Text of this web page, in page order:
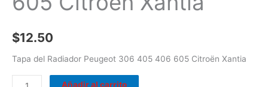
$12.50
Tapa del Radiador Peugeot 306 405 406 605 Citroën Xantia
Añadir al carrito